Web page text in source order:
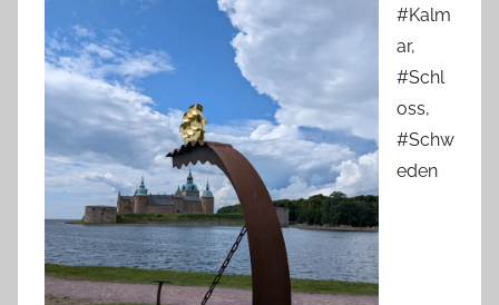
#Kalm
ar,
#Schl
oss,
#Schw
eden